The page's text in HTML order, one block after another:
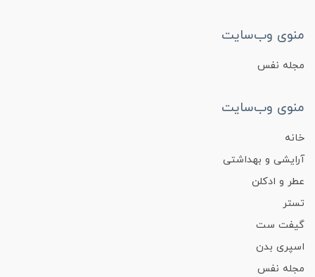
منوی وب‌سایت
مجله نفس
منوی وب‌سایت
خانه
آرایشی و بهداشتی
عطر و ادکلن
تستر
گیفت ست
اسپری بدن
مجله نفس